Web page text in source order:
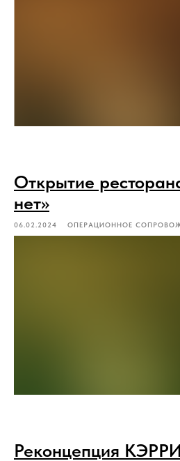
Открытие
нет»
06.02.2024 ОПЕРАЦИОННОЕ
Реконцепция КЭРРИ